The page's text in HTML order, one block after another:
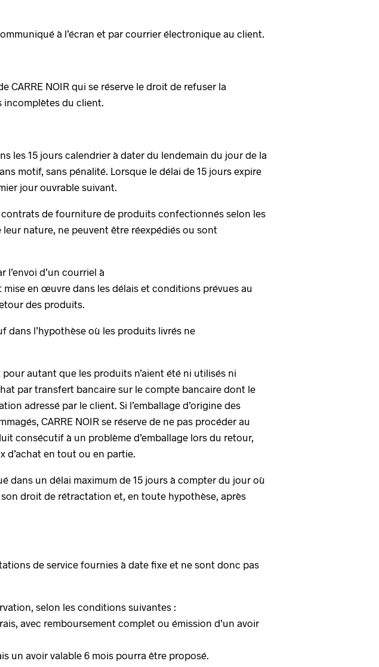
à l’écran et par courrier électronique au client.
CARRE NOIR qui se réserve le droit de refuser la
incomplètes du client.
les 15 jours calendrier à dater du lendemain du jour de la
motif, sans pénalité. Lorsque le délai de 15 jours expire
jour ouvrable suivant.
de fourniture de produits confectionnés selon les
nature, ne peuvent être réexpédiés ou sont
d’un courriel à
en œuvre dans les délais et conditions prévues au
des produits.
l’hypothèse où les produits livrés ne
autant que les produits n’aient été ni utilisés ni
par transfert bancaire sur le compte bancaire dont le
adressé par le client. Si l’emballage d’origine des
CARRE NOIR se réserve de ne pas procéder au
consécutif à un problème d’emballage lors du retour,
d’achat en tout ou en partie.
dans un délai maximum de 15 jours à compter du jour où
droit de rétractation et, en toute hypothèse, après
de service fournies à date fixe et ne sont donc pas
selon les conditions suivantes :
avec remboursement complet ou émission d’un avoir
un avoir valable 6 mois pourra être proposé.